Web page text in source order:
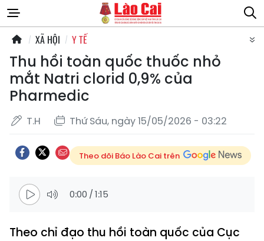
XÃ HỘI Y TẾ
Thu hồi toàn quốc thuốc nhỏ
mắt Natri clorid 0,9% của
Pharmedic
T.H Thứ Sáu, ngày 15/05/2026 - 03:22
Theo dõi Báo Lào Cai trên
0:00 /1:15
Theo chỉ đạo thu hồi toàn quốc của Cục